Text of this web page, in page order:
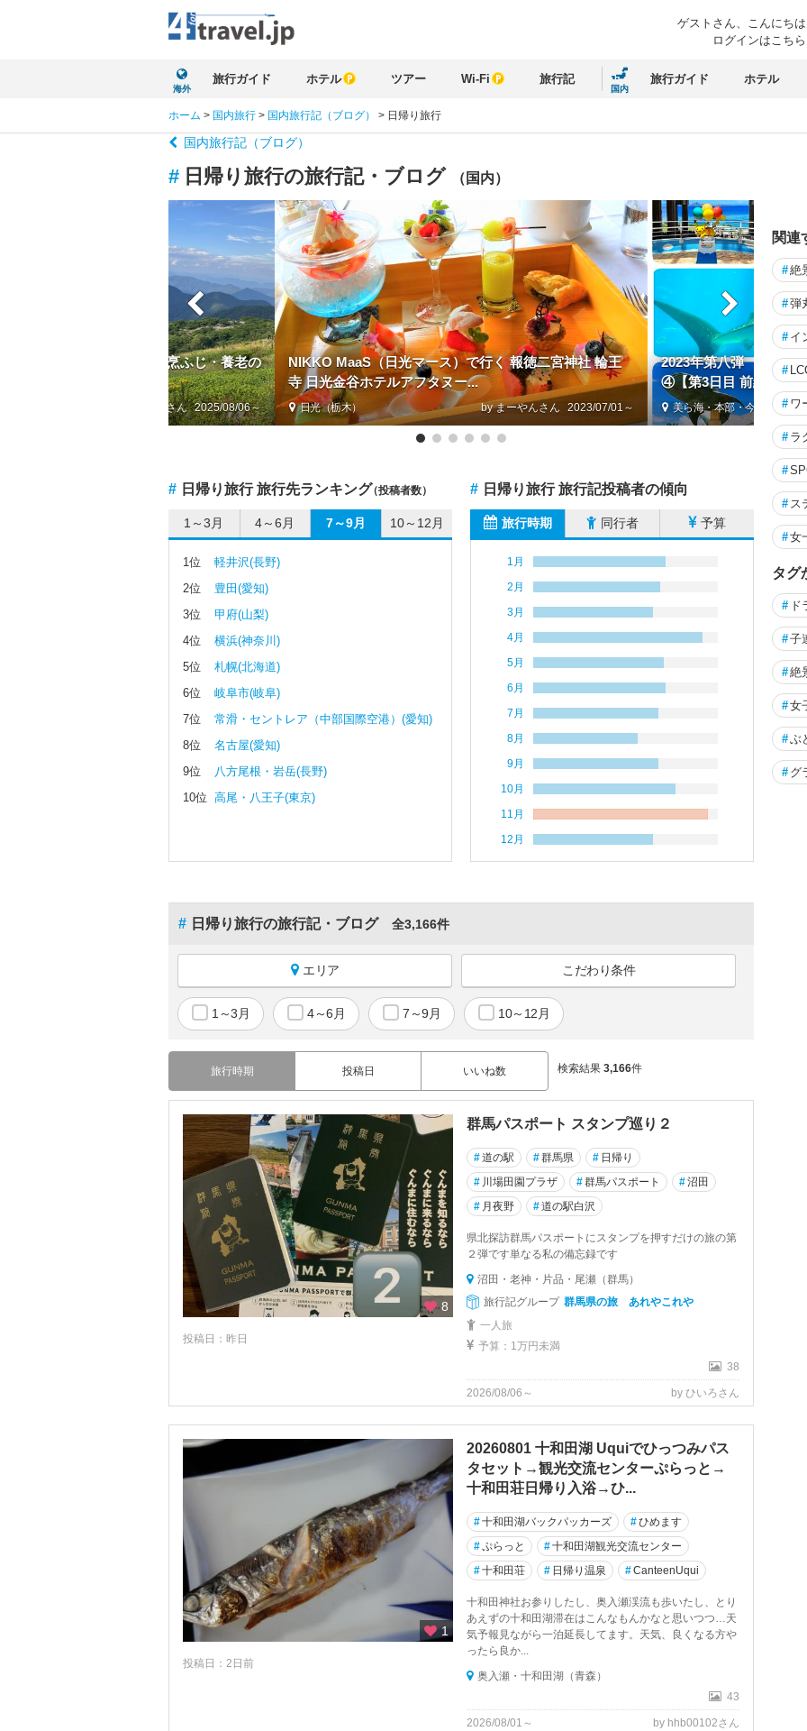
ゲストさん、 こんにちは
ログインはこちら
海外
旅行ガイド ホテル ツアー Wi-Fi 旅行記
国内
旅行ガイド ホテル
ホーム > 国内旅行 > 国内旅行記（ブログ） > 日帰り旅行
国内旅行記（ブログ）
# 日帰り旅行の旅行記・ブログ （国内）
NIKKO MaaS（日光マース）で行く 報徳二宮神社 輪王
寺 日光金谷ホテルアフタヌー...
日光（栃木） by まーやん 2023/07/01～
2023年第八弾 大好き
④【第3日目 前編】
美ら海・本部・今帰仁（沖
の贈り物=美濃路の旅【割烹ふじ・養老の
2025/08/06～
# 日帰り旅行 旅行先ランキング（投稿者数）
1～3月 4～6月 7～9月 10～12月
1位
軽井沢(長野)
2位
豊田(愛知)
3位
甲府(山梨)
4位
横浜(神奈川)
5位
札幌(北海道)
6位
岐阜市(岐阜)
7位
常滑・セントレア（中部国際空港）(愛知)
8位
名古屋(愛知)
9位
八方尾根・岩岳(長野)
10位 高尾・八王子(東京)
# 日帰り旅行 旅行記投稿者の傾向
旅行時期 同行者 予算
1月
2月
3月
4月
5月
6月
7月
8月
9月
10月
11月
12月
# 日帰り旅行の旅行記・ブログ 全3,166件
エリア こだわり条件
1～3月 4～6月 7～9月 10～12月
国内すべて
青森
岩手
宮城
秋田
山形
福島
栃木
群馬
埼玉
東京
石川
福井
旅行時期 投稿日 いいね数 検索結果 3,166件
8
投稿日：昨日
群馬パスポート スタンプ巡り２
#道の駅 #群馬県 # 日帰り
# 川場田園プラザ #群馬パスポート #沼田
# 月夜野 #道の駅白沢
県北探訪群馬パスポートにスタンプを押すだけの旅の第
２弾です単なる私の備忘録です
沼田・老神・片品・尾瀬（群馬）
旅行記グループ 群馬県の旅 あれやこれや
一人旅
予算：1万円未満
38
2026/08/06～ by ひいろさん
1
投稿日：2日前
20260801 十和田湖 Uquiでひっつみパス
タセット→観光交流センターぷらっと→
十和田荘日帰り入浴→ひ...
#十和田湖バックパッカーズ #ひめます
#ぷらっと #十和田湖観光交流センター
#十和田荘 # 日帰り温泉 #CanteenUqui
十和田神社お参りしたし、奥入瀬渓流も歩いたし、とり
あえずの十和田湖滞在はこんなもんかなと思いつつ…天
気予報見ながら一泊延長してます。天気、良くなる方や
ったら良か...
奥入瀬・十和田湖（青森）
43
2026/08/01～ by hhb00102さん
関連
#絶
#弾
# イ
#
# ワ
# ラ
#
# ス
#女
タグ
# ド
#子
#絶
#女
#ぶ
# グ